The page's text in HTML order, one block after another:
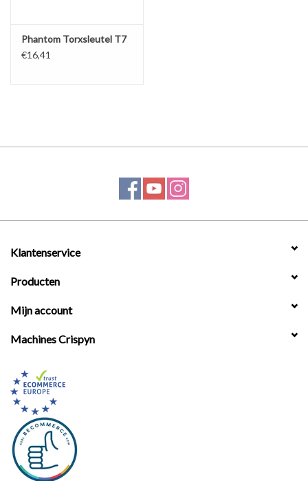
Phantom Torxsleutel T7
€16,41
Klantenservice
Producten
Mijn account
Machines Crispyn